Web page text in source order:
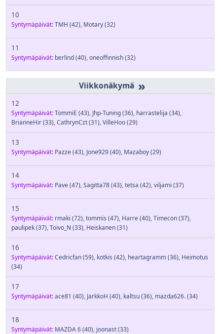
10
Syntymäpäivät:TMH (42), Motary(32)
11
Syntymäpäivät: berlind(40),oneoffinnish(32)
»
12
Syntymäpäivät:TommiE (43), Jhp-Tuning(36), harrastelija (34),
BrianneHir(33),CathrynCzt(31),VilleHoo(29)
13
Syntymäpäivät: Pazze(43), Jone929(40), Mazaboy(29)
14
Syntymäpäivät: Pave(47),Sagitta78(43),tetsa (42),viljami (37)
15
Syntymäpäivät: rmaki (72),tommis (47), Harre(40),Timecon(37),
paulipek(37),Toivo_N (33), Heiskanen(31)
16
Syntymäpäivät:Cedricfan(59), kotkis (42), heartagramm(36), Heimotus
(34)
17
Syntymäpäivät:ace81 (40), JarkkoH (40), kaltsu(36), mazda626.(34)
18
Syntymäpäivät: MAZDA 6(40), joonast(33)